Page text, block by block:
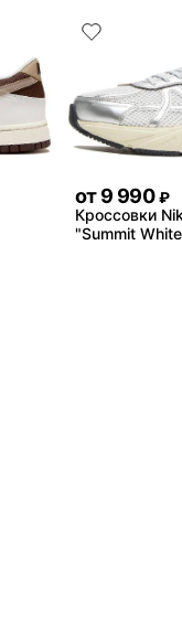
от 9 990 ₽
Кроссовки
"Summit